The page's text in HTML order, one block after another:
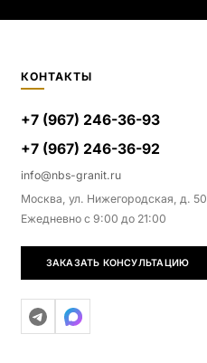
КОНТАКТЫ
+7 (967) 246-36-93
+7 (967) 246-36-92
info@nbs-granit.ru
Москва, ул. Нижегородская, д. 50
Ежедневно с 9:00 до 21:00
ЗАКАЗАТЬ КОНСУЛЬТАЦИЮ